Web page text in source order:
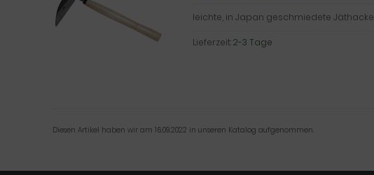
leichte, in Japan geschmiedete Jäthacke
Lieferzeit:2-3 Tage
Diesen Artikel haben wir am 16.09.2022 in unseren Katalog aufgenommen.